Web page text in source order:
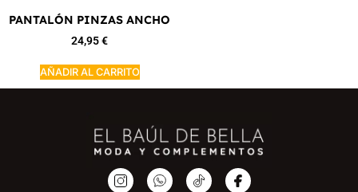
PANTALÓN PINZAS ANCHO
24,95€
AÑADIR AL CARRITO